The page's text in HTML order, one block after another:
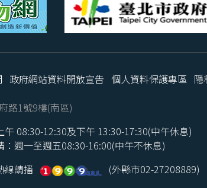
政府網站資料開放宣告 個人資料保護專區 隱
路1號9樓(南區)
08:30-12:30及下午 13:30-17:30(中午休息)
週一至週五08:30-16:00(中午不休息)
線請播
(外縣市02-27208889)